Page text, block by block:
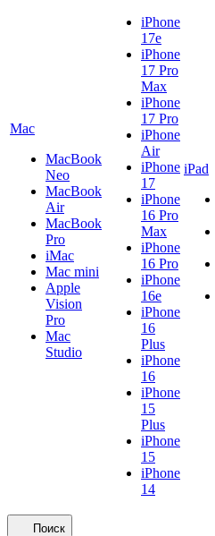
Mac
MacBook
Neo
MacBook
Air
MacBook
Pro
iMac
Mac mini
Apple
Vision
Pro
Mac
Studio
iPhone
17e
iPhone
17 Pro
Max
iPhone
17 Pro
iPhone
Air
iPhone
17
iPhone
16 Pro
Max
iPhone
16 Pro
iPhone
16e
iPhone
16
Plus
iPhone
16
iPhone
15
Plus
iPhone
15
iPhone
14
iPad
Поиск